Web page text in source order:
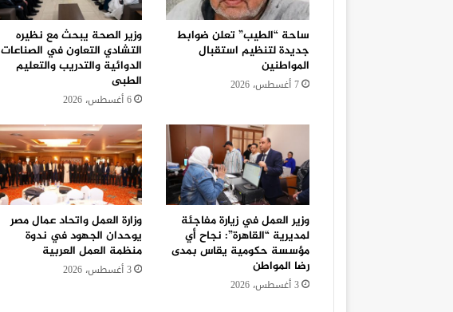
ساحة “الطيب” تعلن ضوابط
جديدة لتنظيم استقبال
المواطنين
7 أغسطس، 2026
وزير الصحة يبحث مع نظيره
التشادي التعاون في الصناعات
الدوائية والتدريب والتعليم
الطبى
6 أغسطس، 2026
وزير العمل في زيارة مفاجئة
لمديرية “القاهرة”: نجاح أي
مؤسسة حكومية يقاس بمدى
رضا المواطن
3 أغسطس، 2026
وزارة العمل واتحاد عمال مصر
يوحدان الجهود في ندوة
منظمة العمل العربية
3 أغسطس، 2026